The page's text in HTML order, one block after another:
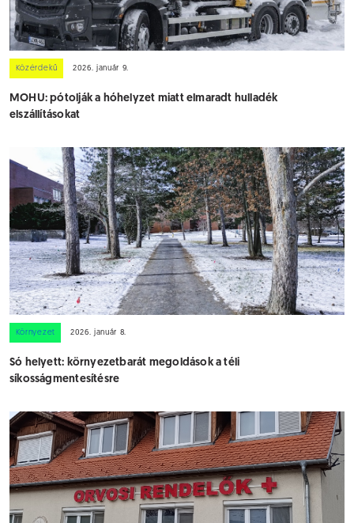
Közérdekű 2026. január 9.
MOHU: pótolják a hóhelyzet miatt elmaradt hulladék
elszállításokat
Környezet 2026. január 8.
Só helyett: környezetbarát megoldások a téli
síkosságmentesítésre